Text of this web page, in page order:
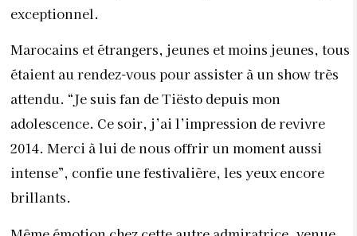
exceptionnel.
Marocains et étrangers, jeunes et moins jeunes, tous
étaient au rendez-vous pour assister à un show très
attendu. “Je suis fan de Tiësto depuis mon
adolescence. Ce soir, j’ai l’impression de revivre
2014. Merci à lui de nous offrir un moment aussi
intense”, confie une festivalière, les yeux encore
brillants.